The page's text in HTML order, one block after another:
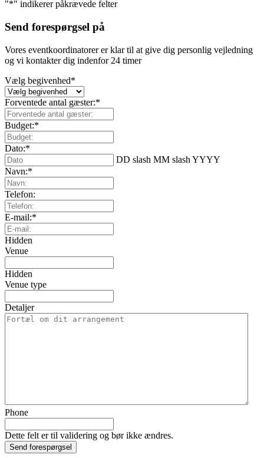
"*" indikerer påkrævede felter
Send forespørgsel på
Vores eventkoordinatorer er klar til at give dig personlig vejledning
og vi kontakter dig indenfor 24 timer
Vælg begivenhed*
Forventede antal gæster:*
Budget:*
Dato:*
DD slash MM slash YYYY
Navn:*
Telefon:
E-mail:*
Hidden
Venue
Hidden
Venue type
Detaljer
Phone
Dette felt er til validering og bør ikke ændres.